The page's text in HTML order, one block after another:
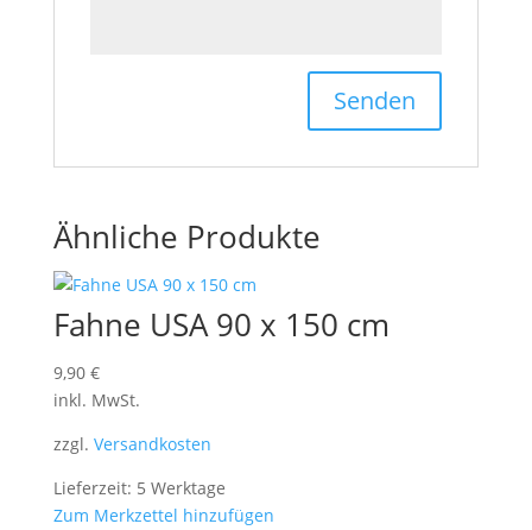
Ähnliche Produkte
Fahne USA 90 x 150 cm
9,90 €
inkl. MwSt.
zzgl. Versandkosten
Lieferzeit: 5 Werktage
Zum Merkzettel hinzufügen